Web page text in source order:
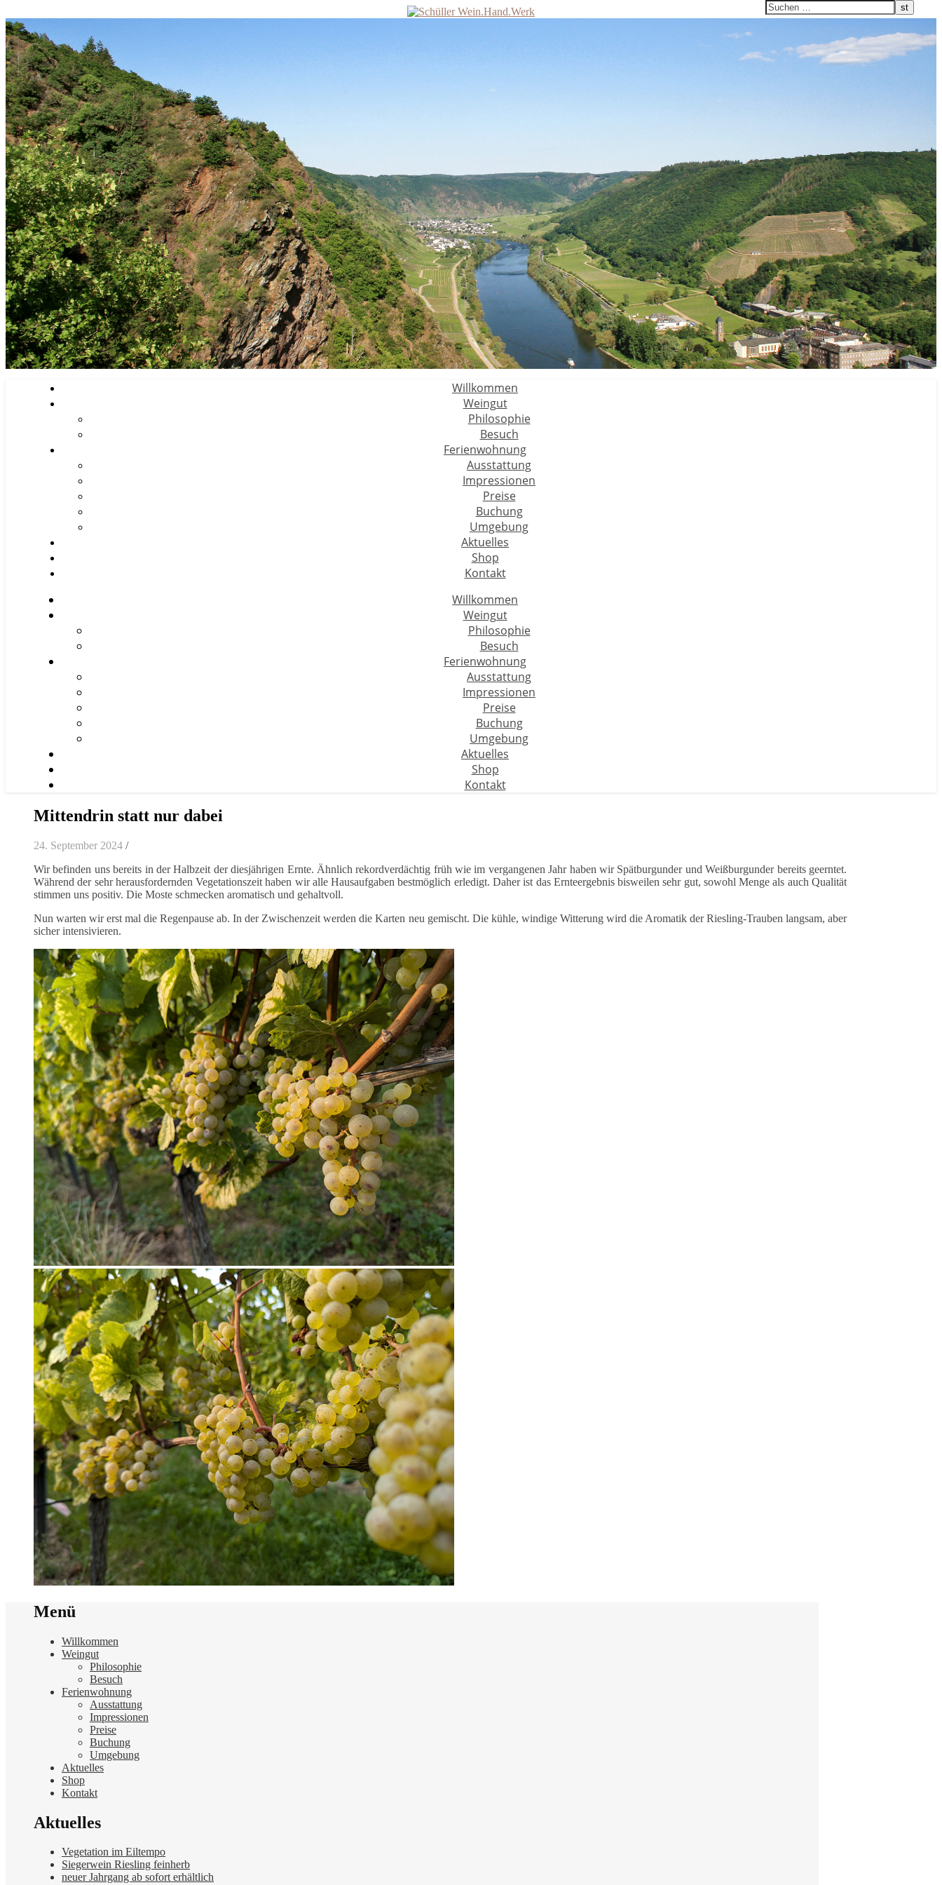
Willkommen
Weingut
Philosophie
Besuch
Ferienwohnung
Ausstattung
Impressionen
Preise
Buchung
Umgebung
Aktuelles
Shop
Kontakt
Willkommen
Weingut
Philosophie
Besuch
Ferienwohnung
Ausstattung
Impressionen
Preise
Buchung
Umgebung
Aktuelles
Shop
Kontakt
Mittendrin statt nur dabei
24. September 2024 /
Wir befinden uns bereits in der Halbzeit der diesjährigen Ernte. Ähnlich rekordverdächtig früh wie im vergangenen Jahr haben wir Spätburgunder und Weißburgunder bereits geerntet.
Während der sehr herausfordernden Vegetationszeit haben wir alle Hausaufgaben bestmöglich erledigt. Daher ist das Ernteergebnis bisweilen sehr gut, sowohl Menge als auch Qualität
stimmen uns positiv. Die Moste schmecken aromatisch und gehaltvoll.
Nun warten wir erst mal die Regenpause ab. In der Zwischenzeit werden die Karten neu gemischt. Die kühle, windige Witterung wird die Aromatik der Riesling-Trauben langsam, aber
sicher intensivieren.
Menü
Willkommen
Weingut
Philosophie
Besuch
Ferienwohnung
Ausstattung
Impressionen
Preise
Buchung
Umgebung
Aktuelles
Shop
Kontakt
Aktuelles
Vegetation im Eiltempo
Siegerwein Riesling feinherb
neuer Jahrgang ab sofort erhältlich